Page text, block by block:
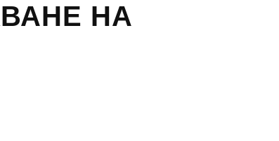
ЗА СЕВИЛЯ
НА